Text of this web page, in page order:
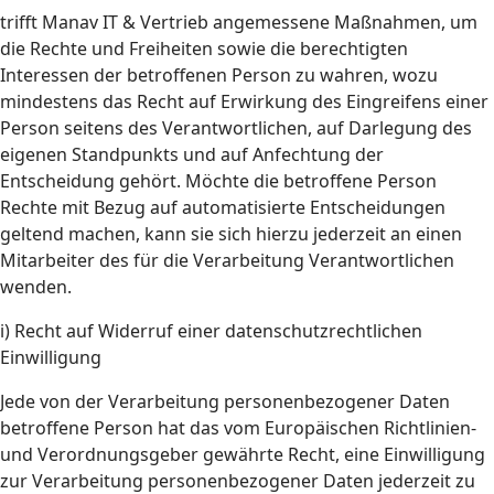
trifft Manav IT & Vertrieb angemessene Maßnahmen, um
die Rechte und Freiheiten sowie die berechtigten
Interessen der betroffenen Person zu wahren, wozu
mindestens das Recht auf Erwirkung des Eingreifens einer
Person seitens des Verantwortlichen, auf Darlegung des
eigenen Standpunkts und auf Anfechtung der
Entscheidung gehört. Möchte die betroffene Person
Rechte mit Bezug auf automatisierte Entscheidungen
geltend machen, kann sie sich hierzu jederzeit an einen
Mitarbeiter des für die Verarbeitung Verantwortlichen
wenden.
i) Recht auf Widerruf einer datenschutzrechtlichen
Einwilligung
Jede von der Verarbeitung personenbezogener Daten
betroffene Person hat das vom Europäischen Richtlinien-
und Verordnungsgeber gewährte Recht, eine Einwilligung
zur Verarbeitung personenbezogener Daten jederzeit zu